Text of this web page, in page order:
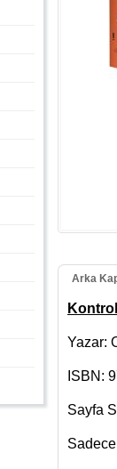
Arka
Yazar:
ISBN:
Sayfa